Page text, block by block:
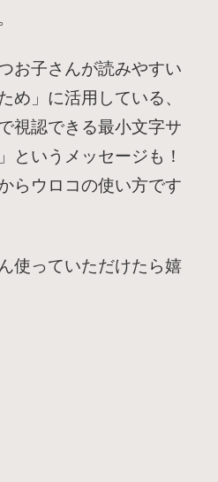
お子さんが読みやすい
め」に活用している、
視認できる最小文字サ
というメッセージも！
らウロコの使い方です
使っていただけたら嬉